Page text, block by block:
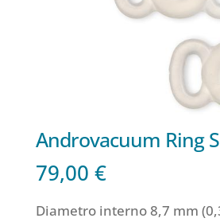
Androvacuum Ring
79,00 €
Diametro interno 8,7 mm